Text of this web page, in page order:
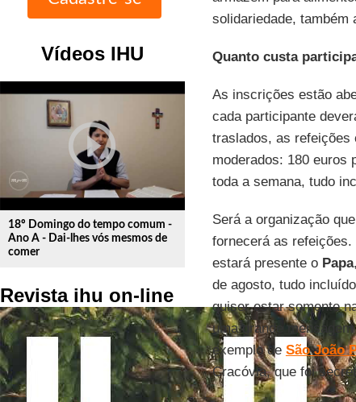
Vídeos IHU
play_circle_outline
18º Domingo do tempo comum -
Ano A - Dai-lhes vós mesmos de
comer
Revista ihu on-line
solidariedade, também
Quanto custa
As inscrições estão
cada participante
traslados, as refeições
moderados: 180 euros
toda a semana, tudo
Será a organização
fornecerá as
estará presente o Papa
de agosto, tudo
quiser estar somente
uma grande
exemplo de São João
Cracóvia, que foi